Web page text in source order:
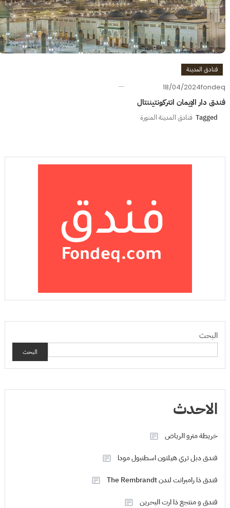
فنادق المدينة
18/04/2024fondeq
فندق دار الإيمان انتركونتيننتال
Tagged فنادق المدينة المنورة
البحث
البحث
الاحدث
خريطة مترو الرياض
فندق دبل تري هيلتون اسطنبول مودا
فندق ذا رامبرانت لندن The Rembrandt
فندق و منتجع ذا ارت البحرين